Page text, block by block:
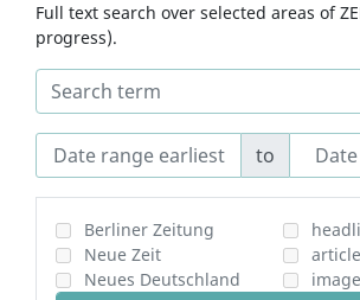
Full text search over selected areas of
progress).
to
Berliner Zeitung
Neue Zeit
Neues Deutschland